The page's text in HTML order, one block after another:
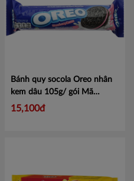
Bánh quy socola Oreo nhân
kem dâu 105g/ gói Mã
4326373
15,100đ